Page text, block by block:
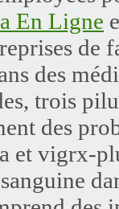
En Ligne
des
trois
des
et vigrx-